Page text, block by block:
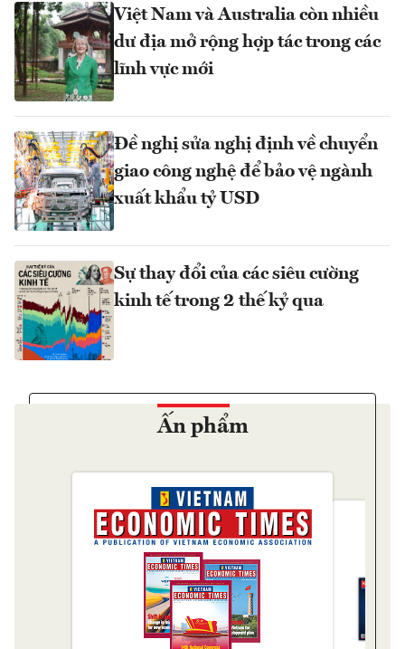
Việt Nam và Australia còn nhiều
dư địa mở rộng hợp tác trong các
lĩnh vực mới
Đề nghị sửa nghị định về chuyển
giao công nghệ để bảo vệ ngành
xuất khẩu tỷ USD
Sự thay đổi của các siêu cường
kinh tế trong 2 thế kỷ qua
Ấn phẩm